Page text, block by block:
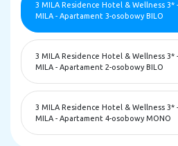
3 MILA Residence Hotel & Wellness 3* -
MILA - Apartament 3-osobowy BILO
3 MILA Residence Hotel & Wellness 3* -
MILA - Apartament 2-osobowy BILO
3 MILA Residence Hotel & Wellness 3* -
MILA - Apartament 4-osobowy MONO